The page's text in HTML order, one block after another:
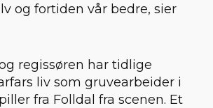
og fortiden vår bedre, sier
regissøren har tidlige
liv som gruvearbeider i
fra Folldal fra scenen. Et